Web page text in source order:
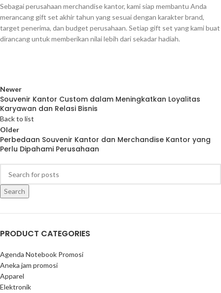
Sebagai perusahaan merchandise kantor, kami siap membantu Anda
merancang gift set akhir tahun yang sesuai dengan karakter brand,
target penerima, dan budget perusahaan. Setiap gift set yang kami buat
dirancang untuk memberikan nilai lebih dari sekadar hadiah.
Newer
Souvenir Kantor Custom dalam Meningkatkan Loyalitas
Karyawan dan Relasi Bisnis
Back to list
Older
Perbedaan Souvenir Kantor dan Merchandise Kantor yang
Perlu Dipahami Perusahaan
Search
PRODUCT CATEGORIES
Agenda Notebook Promosi
Aneka jam promosi
Apparel
Elektronik